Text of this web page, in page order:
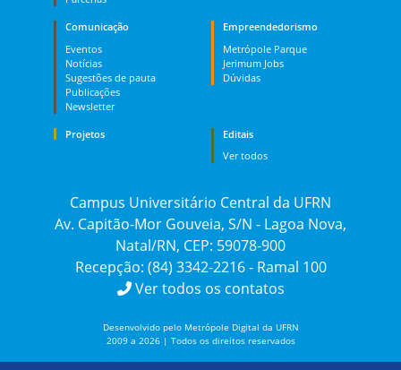
Comunicação
Eventos
Notícias
Sugestões de pauta
Publicações
Newsletter
Empreendedorismo
Metrópole Parque
Jerimum Jobs
Dúvidas
Projetos
Editais
Ver todos
Campus Universitário Central da UFRN
Av. Capitão-Mor Gouveia, S/N - Lagoa Nova,
Natal/RN, CEP: 59078-900
Recepção: (84) 3342-2216 - Ramal 100
Ver todos os contatos
Desenvolvido pelo Metrópole Digital da UFRN
2009 a 2026 | Todos os direitos reservados